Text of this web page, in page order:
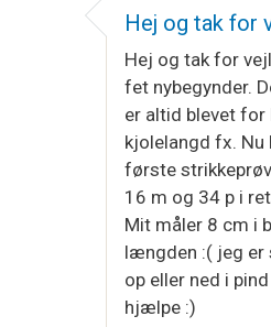
Hej og tak for
Hej og tak for
fet nybegynder.
er altid blevet for
kjolelangd fx. Nu
første
16 m og 34 p i
Mit måler 8 cm i
længden :( jeg er
op eller ned i
hjælpe :)